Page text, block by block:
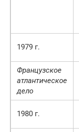
1979 г.
Французское
атлантическое
дело
1980 г.